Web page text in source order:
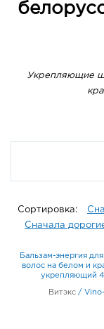
Укрепляющие
Сортировка:
Сначала
Бальзам-энергия
волос на белом и
укрепляющий
Витэкс /